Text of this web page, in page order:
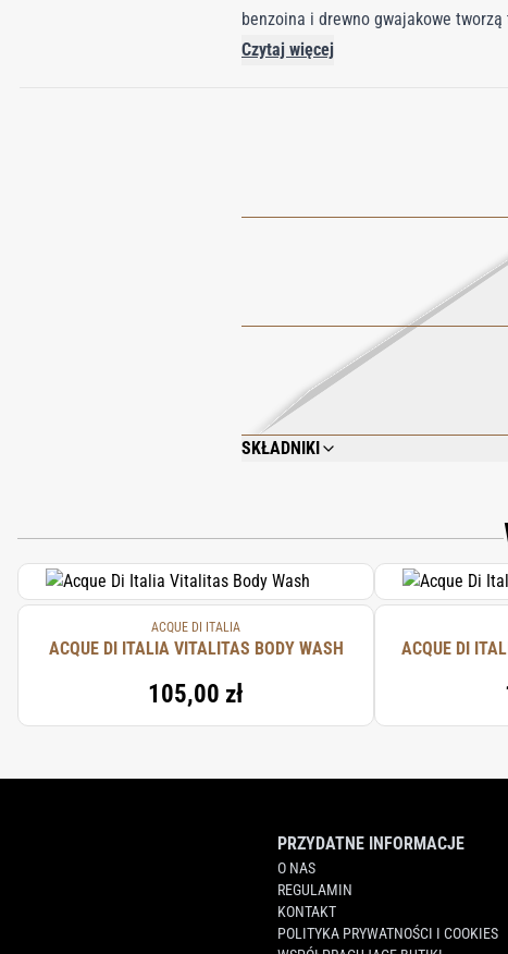
benzoina i drewno gwajakowe
skórę i pozostawia ją świeżą, miękką
niezapomnianej kompozycji
Czytaj więcej
SKŁADNIKI
ACQUE DI ITALIA
ACQUE DI ITALIA VITALITAS BODY WASH
105,00 zł
ACQUE DI
PRZYDATNE INFORMACJE
O NAS
REGULAMIN
KONTAKT
POLITYKA PRYWATNOŚCI I COOKIES